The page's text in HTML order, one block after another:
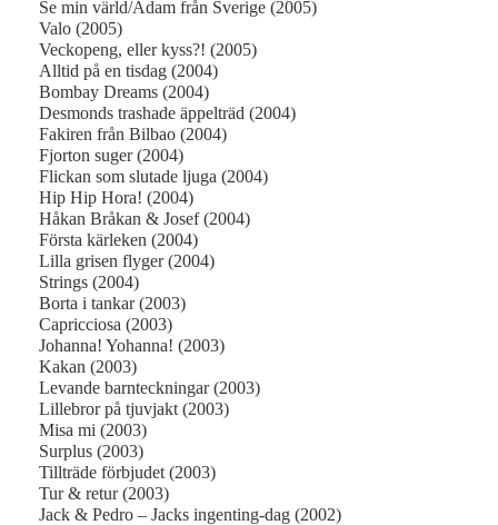
Se min värld/Adam från Sverige (2005)
Valo (2005)
Veckopeng, eller kyss?! (2005)
Alltid på en tisdag (2004)
Bombay Dreams (2004)
Desmonds trashade äppelträd (2004)
Fakiren från Bilbao (2004)
Fjorton suger (2004)
Flickan som slutade ljuga (2004)
Hip Hip Hora! (2004)
Håkan Bråkan & Josef (2004)
Första kärleken (2004)
Lilla grisen flyger (2004)
Strings (2004)
Borta i tankar (2003)
Capricciosa (2003)
Johanna! Yohanna! (2003)
Kakan (2003)
Levande barnteckningar (2003)
Lillebror på tjuvjakt (2003)
Misa mi (2003)
Surplus (2003)
Tillträde förbjudet (2003)
Tur & retur (2003)
Jack & Pedro – Jacks ingenting-dag (2002)